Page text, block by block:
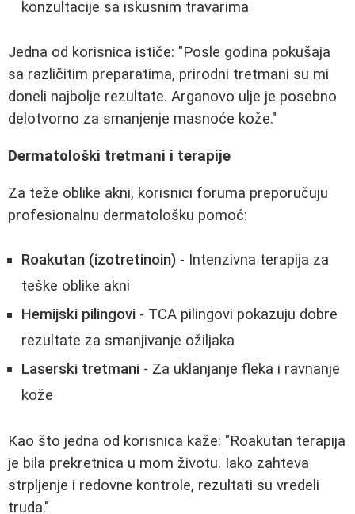
konzultacije sa iskusnim travarima
Jedna od korisnica ističe: "Posle godina pokušaja
sa različitim preparatima, prirodni tretmani su mi
doneli najbolje rezultate. Arganovo ulje je posebno
delotvorno za smanjenje masnoće kože."
Dermatološki tretmani i terapije
Za teže oblike akni, korisnici foruma preporučuju
profesionalnu dermatološku pomoć:
Roakutan (izotretinoin) - Intenzivna terapija za
teške oblike akni
Hemijski pilingovi - TCA pilingovi pokazuju dobre
rezultate za smanjivanje ožiljaka
Laserski tretmani - Za uklanjanje fleka i ravnanje
kože
Kao što jedna od korisnica kaže: "Roakutan terapija
je bila prekretnica u mom životu. Iako zahteva
strpljenje i redovne kontrole, rezultati su vredeli
truda."